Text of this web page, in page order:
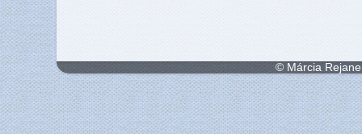
© Márcia